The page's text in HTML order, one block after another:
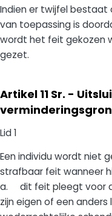
Indien er twijfel bestaat
van toepassing is
wordt het feit gekozen
gezet.
Artikel 11 Sr. -
Lid 1
Een individu wordt niet
strafbaar feit wanneer
a. dit feit pleegt voor
zijn eigen of een